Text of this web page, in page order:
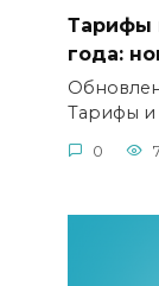
Тарифы
года:
Тарифы и
0